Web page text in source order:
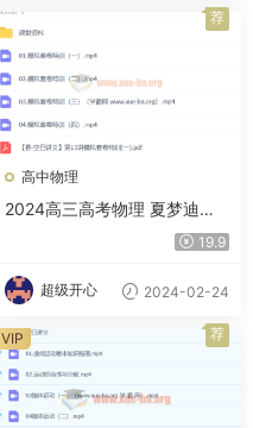
高中物理
2024高三高考物理 夏梦迪物
理 春季班 百度云网盘下载19.9
超级开心 2024-02-24
荐
VIP 荐